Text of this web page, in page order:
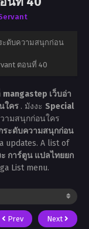
ะดับความสนุกก่อน
ตอนที่ 40
mangastep เว็บอ่า
ใคร . มังงะ Special
ามสนุกก่อนใคร
ระดับความสนุกก่อน
updates. A list of
การ์ตูน แปลไทยยก
List menu.
Prev Next